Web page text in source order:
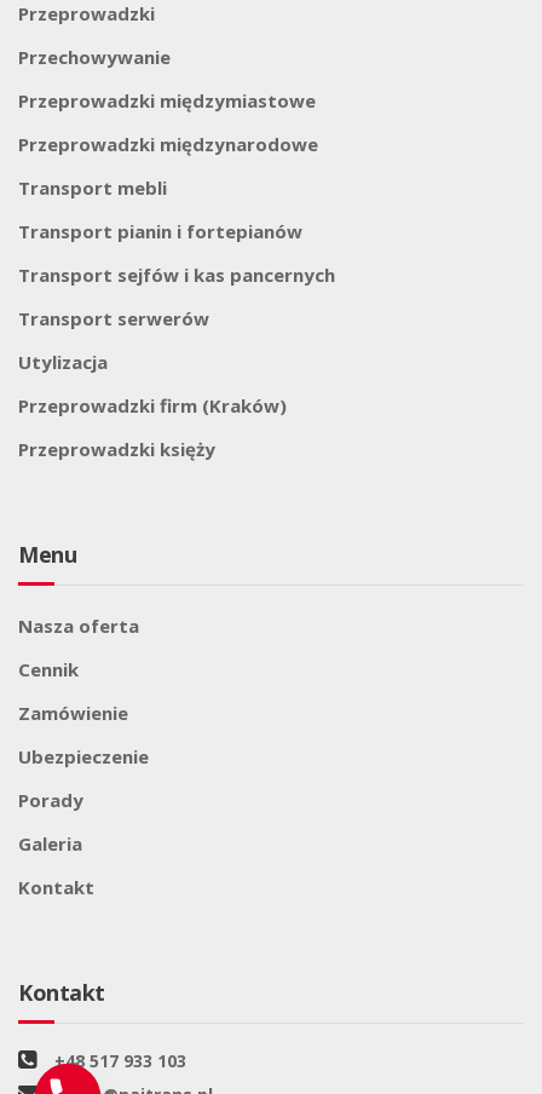
Przeprowadzki
Przechowywanie
Przeprowadzki międzymiastowe
Przeprowadzki międzynarodowe
Transport mebli
Transport pianin i fortepianów
Transport sejfów i kas pancernych
Transport serwerów
Utylizacja
Przeprowadzki firm (Kraków)
Przeprowadzki księży
Menu
Nasza oferta
Cennik
Zamówienie
Ubezpieczenie
Porady
Galeria
Kontakt
Kontakt
+48 517 933 103